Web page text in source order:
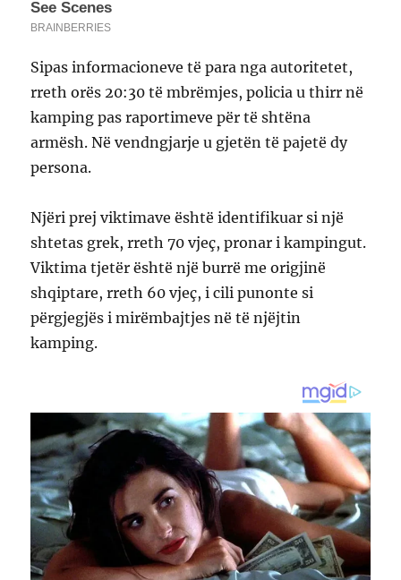
Sipas informacioneve të para nga autoritetet,
rreth orës 20:30 të mbrëmjes, policia u thirr në
kamping pas raportimeve për të shtëna
armësh. Në vendngjarje u gjetën të pajetë dy
persona.
Njëri prej viktimave është identifikuar si një
shtetas grek, rreth 70 vjeç, pronar i kampingut.
Viktima tjetër është një burrë me origjinë
shqiptare, rreth 60 vjeç, i cili punonte si
përgjegjës i mirëmbajtjes në të njëjtin
kamping.